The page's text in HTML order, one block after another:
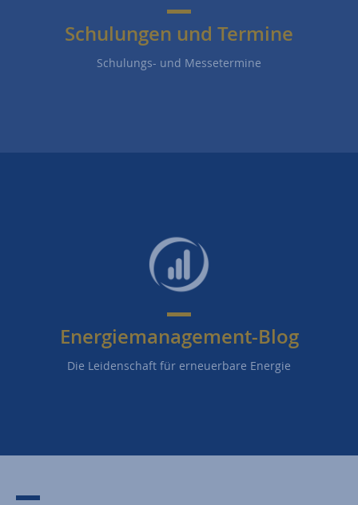
Schulungen und Termine
Schulungs- und Messetermine
Energiemanagement-Blog
Die Leidenschaft für erneuerbare Energie